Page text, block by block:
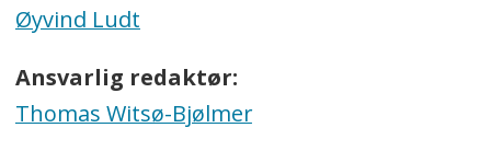
Øyvind Ludt
Ansvarlig redaktør:
Thomas Witsø-Bjølmer